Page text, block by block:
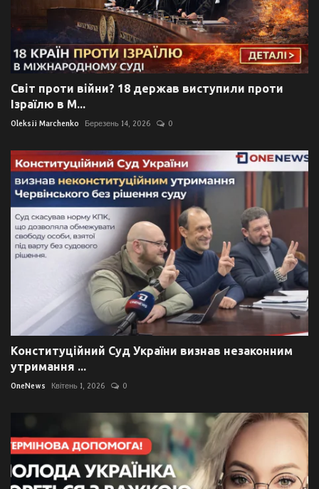
Світ проти війни? 18 держав виступили проти
Ізраїлю в М...
Oleksii Marchenko Березень 14, 2026 0
Конституційний Суд України визнав незаконним
утримання ...
OneNews Квітень 1, 2026 0